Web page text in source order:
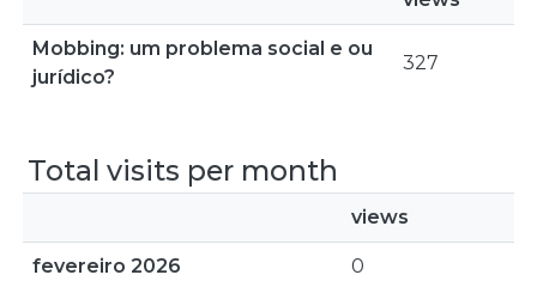
Mobbing: um problema social e ou
jurídico?
327
Total visits per month
views
fevereiro 2026 0